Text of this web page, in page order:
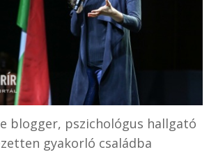
blogger, pszichológus hallgató
gyakorló családba